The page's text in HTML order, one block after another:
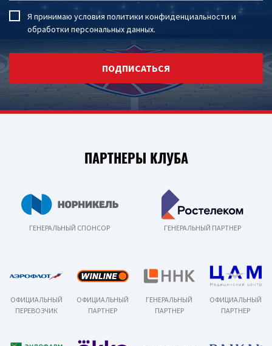
Я принимаю условия политики конфиденциальности и
обработки персональных данных.
ПОДПИСАТЬСЯ
ПАРТНЕРЫ КЛУБА
ГЕНЕРАЛЬНЫЙ СПОНСОР ГЕНЕРАЛЬНЫЙ ПАРТНЕР
ОФИЦИАЛЬНЫЙ
ПЕРЕВОЗЧИК
ОФИЦИАЛЬНЫЙ
ПАРТНЕР
ГЕНЕРАЛЬНЫЙ
ПАРТНЕР
ОФИЦИАЛЬНЫЙ
ПАРТНЕР